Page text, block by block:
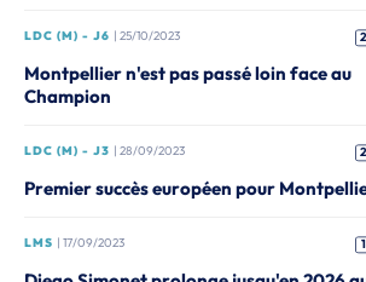
LDC (M) - J6 | 25/10/2023
Montpellier n'est pas passé loin face au
Champion
LDC (M) - J3 | 28/09/2023
Premier succès européen pour
LMS | 17/09/2023